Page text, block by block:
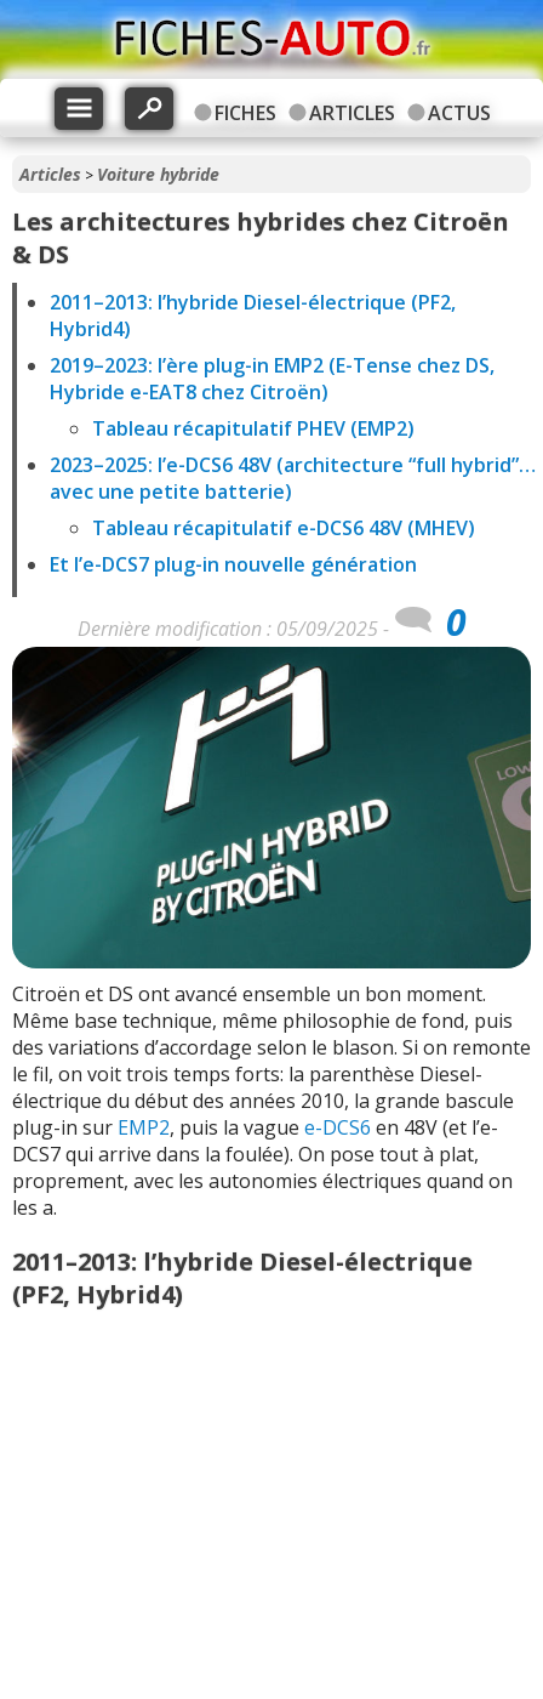
FICHES ARTICLES ACTUS
Articles > Voiture hybride
Les architectures hybrides chez Citroën
& DS
2011–2013: l’hybride Diesel-électrique (PF2,
Hybrid4)
2019–2023: l’ère plug-in EMP2 (E-Tense chez DS,
Hybride e-EAT8 chez Citroën)
Tableau récapitulatif PHEV (EMP2)
2023–2025: l’e-DCS6 48V (architecture “full hybrid”…
avec une petite batterie)
Tableau récapitulatif e-DCS6 48V (MHEV)
Et l’e-DCS7 plug-in nouvelle génération
Dernière modification : 05/09/2025 - 0
Citroën et DS ont avancé ensemble un bon moment.
Même base technique, même philosophie de fond, puis
des variations d’accordage selon le blason. Si on remonte
le fil, on voit trois temps forts: la parenthèse Diesel-
électrique du début des années 2010, la grande bascule
plug-in sur EMP2, puis la vague e-DCS6 en 48V (et l’e-
DCS7 qui arrive dans la foulée). On pose tout à plat,
proprement, avec les autonomies électriques quand on
les a.
2011–2013: l’hybride Diesel-électrique
(PF2, Hybrid4)